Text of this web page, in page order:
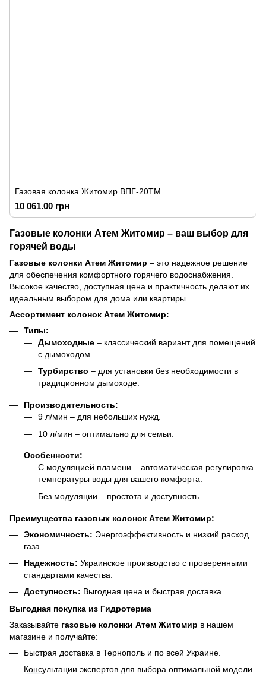
Газовая колонка Житомир ВПГ-20ТМ
10 061.00 грн
Газовые колонки Атем Житомир – ваш выбор для
горячей воды
Газовые колонки Атем Житомир – это надежное решение
для обеспечения комфортного горячего водоснабжения.
Высокое качество, доступная цена и практичность делают их
идеальным выбором для дома или квартиры.
Ассортимент колонок Атем Житомир:
Типы:
Дымоходные – классический вариант для помещений
с дымоходом.
Турбирство – для установки без необходимости в
традиционном дымоходе.
Производительность:
9 л/мин – для небольших нужд.
10 л/мин – оптимально для семьи.
Особенности:
С модуляцией пламени – автоматическая регулировка
температуры воды для вашего комфорта.
Без модуляции – простота и доступность.
Преимущества газовых колонок Атем Житомир:
Экономичность: Энергоэффективность и низкий расход
газа.
Надежность: Украинское производство с проверенными
стандартами качества.
Доступность: Выгодная цена и быстрая доставка.
Выгодная покупка из Гидротерма
Заказывайте газовые колонки Атем Житомир в нашем
магазине и получайте:
Быстрая доставка в Тернополь и по всей Украине.
Консультации экспертов для выбора оптимальной модели.